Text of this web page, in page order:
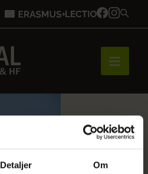
Detaljer Om